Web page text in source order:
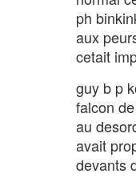
ph
aux
cetait
guy b p
falcon
au
avait
devants